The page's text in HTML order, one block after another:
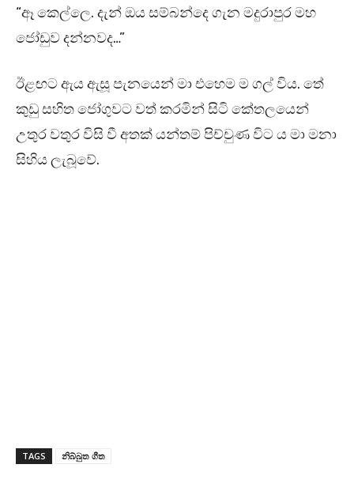
“ඈ කෙල්ලෙ. දැන් ඔය සම්බන්දෙ ගැන මදුරාපුර මහ
ජෝඩුව දන්නවද…”
ඊළඟට ඇය ඇසූ පැනයෙන් මා එහෙම ම ගල් විය. තේ
කුඩු සහිත ජෝගුවට වත් කරමින් සිටි කේතලයෙන්
උතුර වතුර විසි වී අතක් යන්තම් පිච්චුණ විට ය මා මනා
සිහිය ලැබූවේ.
TAGS නිබ්බුත ගීත